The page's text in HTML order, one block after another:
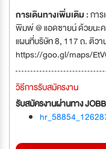
การเดินทางเพิ่มเติม :การ
พิมพ์ @ แอดซายน์ ด้วยนะค
แผนที่บริษัท 8, 117 ถ. ติวา
https://goo.gl/maps/
วิธีการรับสมัครงาน
รับสมัครงานผ่านทาง